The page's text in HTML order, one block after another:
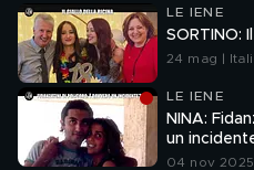
LE IENE
SORTINO:
24 mag |
LE IENE
NINA:
un
04 nov 2025